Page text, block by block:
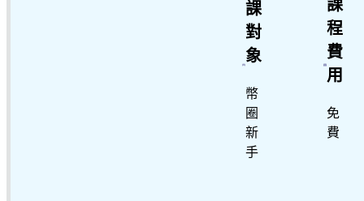
課
對
象
幣
圈
新
手
課
程
費
用
免
費